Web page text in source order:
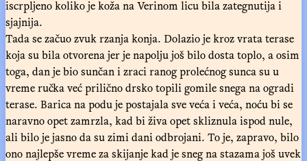
iscrpljeno koliko je koža na Verinom licu bila zategnutija i
sjajnija.
Tada se začuo zvuk rzanja konja. Dolazio je kroz vrata terase
koja su bila otvorena jer je napolju još bilo dosta toplo, a osim
toga, dan je bio sunčan i zraci ranog prolećnog sunca su u
vreme ručka već prilično drsko topili gomile snega na ogradi
terase. Barica na podu je postajala sve veća i veća, noću bi se
naravno opet zamrzla, kad bi živa opet skliznula ispod nule,
ali bilo je jasno da su zimi dani odbrojani. To je, zapravo, bilo
ono najlepše vreme za skijanje kad je sneg na stazama još uvek